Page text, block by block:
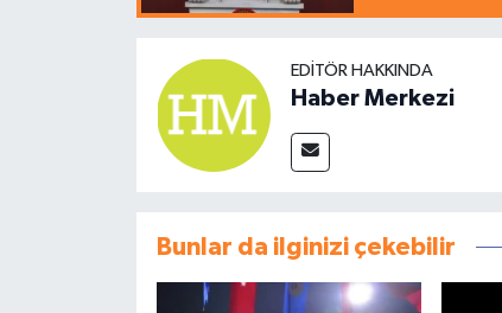
EDITÖR HAKKINDA
Haber Merkezi
Bunlar da ilginizi çekebilir